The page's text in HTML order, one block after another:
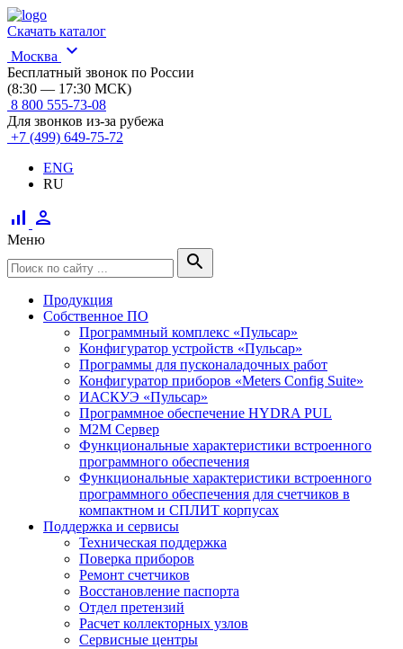
Скачать каталог
Москва
expand_more
Бесплатный звонок по России
(8:30 — 17:30 МСК)
8 800 555-73-08
Для звонков из-за рубежа
+7 (499) 649-75-72
ENG
RU
signal_cellular_alt person
Меню
search
Продукция
Собственное ПО
Программный комплекс «Пульсар»
Конфигуратор устройств «Пульсар»
Программы для пусконаладочных работ
Конфигуратор приборов «Meters Config Suite»
ИАСКУЭ «Пульсар»
Программное обеспечение HYDRA PUL
M2M Сервер
Функциональные характеристики встроенного
программного обеспечения
Функциональные характеристики встроенного
программного обеспечения для счетчиков в
компактном и СПЛИТ корпусах
Поддержка и сервисы
Техническая поддержка
Поверка приборов
Ремонт счетчиков
Восстановление паспорта
Отдел претензий
Расчет коллекторных узлов
Сервисные центры